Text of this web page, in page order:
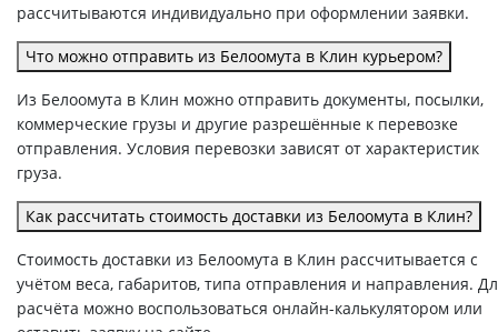
рассчитываются индивидуально при оформлении заявки.
Что можно отправить из Белоомута в Клин курьером?
Из Белоомута в Клин можно отправить документы, посылки,
коммерческие грузы и другие разрешённые к перевозке
отправления. Условия перевозки зависят от характеристик
груза.
Как рассчитать стоимость доставки из Белоомута в Клин?
Стоимость доставки из Белоомута в Клин рассчитывается с
учётом веса, габаритов, типа отправления и направления.
расчёта можно воспользоваться онлайн-калькулятором или